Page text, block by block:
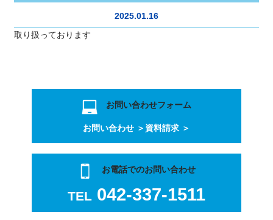
2025.01.16
取り扱っております
お問い合わせフォーム
お問い合わせ ＞ 資料請求 ＞
お電話でのお問い合わせ
TEL 042-337-1511